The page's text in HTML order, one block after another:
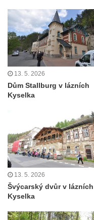
Areál Mikov v
Röslera synové,
Dům správce
Tovární budova v
Tovární budova čp.
Franz Frenzel,
Tovární budova jižně
Mikulášovicích –
kovové a
Schodiště ke kostelu
Lázeňský dům čp. 82
Obří sud v Lázních
13. 5. 2026
Dům Stallburg v lázních
Kyselka
13. 5. 2026
Švýcarský dvůr v lázních
Kyselka